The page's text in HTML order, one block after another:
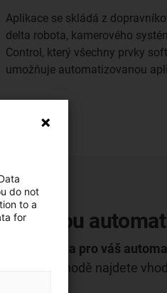
Aplikace se skládá z
delta robota, kamerového
Control, který všechny prvky
umožňuje automatizovanou
levnou
robotika pro váš
obchodě najdete
do not
to a
for